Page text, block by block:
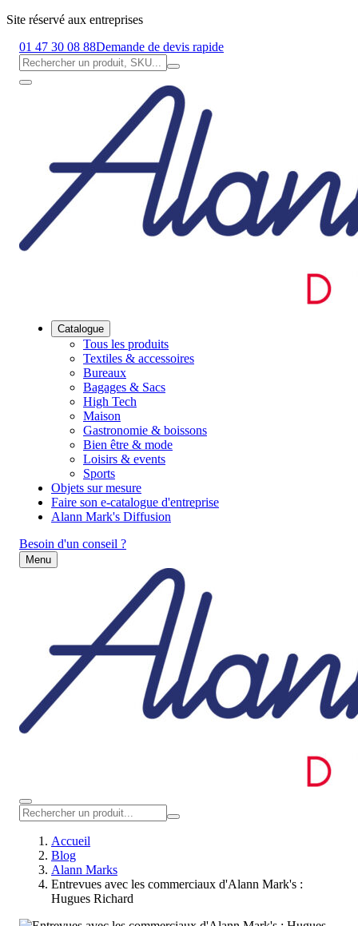
Site réservé aux entreprises
01 47 30 08 88Demande de devis rapide
Catalogue
Tous les produits
Textiles & accessoires
Bureaux
Bagages & Sacs
High Tech
Maison
Gastronomie & boissons
Bien être & mode
Loisirs & events
Sports
Objets sur mesure
Faire son e-catalogue d'entreprise
Alann Mark's Diffusion
Besoin d'un conseil ?
Menu
Accueil
Blog
Alann Marks
Entrevues avec les commerciaux d'Alann Mark's :
Hugues Richard